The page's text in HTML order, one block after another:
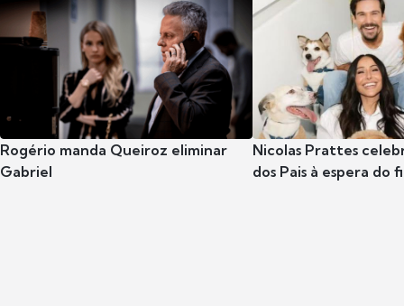
Rogério manda Queiroz eliminar
Gabriel
Nicolas Prattes
dos Pais à espera do